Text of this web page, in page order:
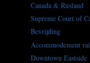
Canada & Rusland
Supreme Court of
Bevrijding
Accommodement
Downtown Eastside